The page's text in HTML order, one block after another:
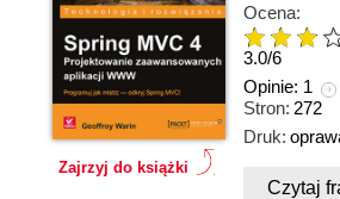
Zajrzyj do książki
Ocena:
3.0/6
Opinie: 1
Stron: 272
Druk:
Czytaj